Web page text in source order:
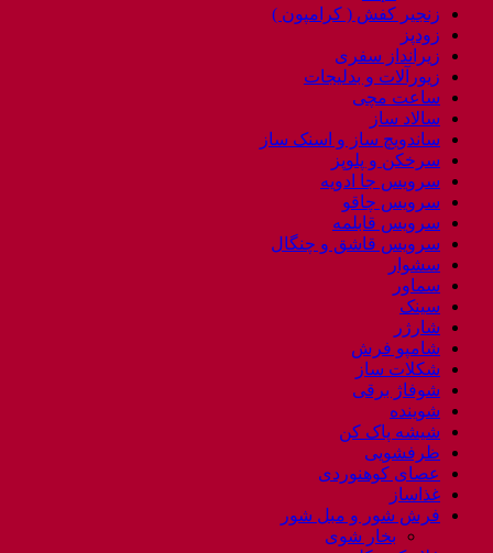
زنجیر کفش ( کرامپون )
زودپز
زیرانداز سفری
زیورآلات و بدلیجات
ساعت مچی
سالاد ساز
ساندویچ ساز و اسنک ساز
سرخکن و پلوپز
سرویس جا ادویه
سرویس چاقو
سرویس قابلمه
سرویس قاشق و چنگال
سشوار
سماور
سینک
شارژر
شامپو فرش
شکلات ساز
شوفاژ برقی
شوینده
شیشه پاک کن
ظرفشویی
عصای کوهنوردی
غذاساز
فرش شور و مبل شور
بخار شوی